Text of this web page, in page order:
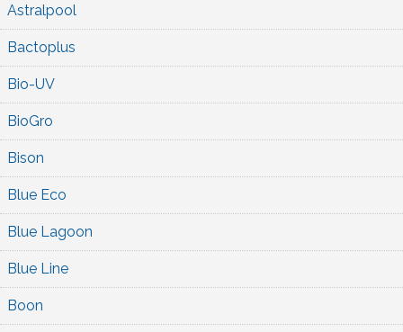
Astralpool
Bactoplus
Bio-UV
BioGro
Bison
Blue Eco
Blue Lagoon
Blue Line
Boon